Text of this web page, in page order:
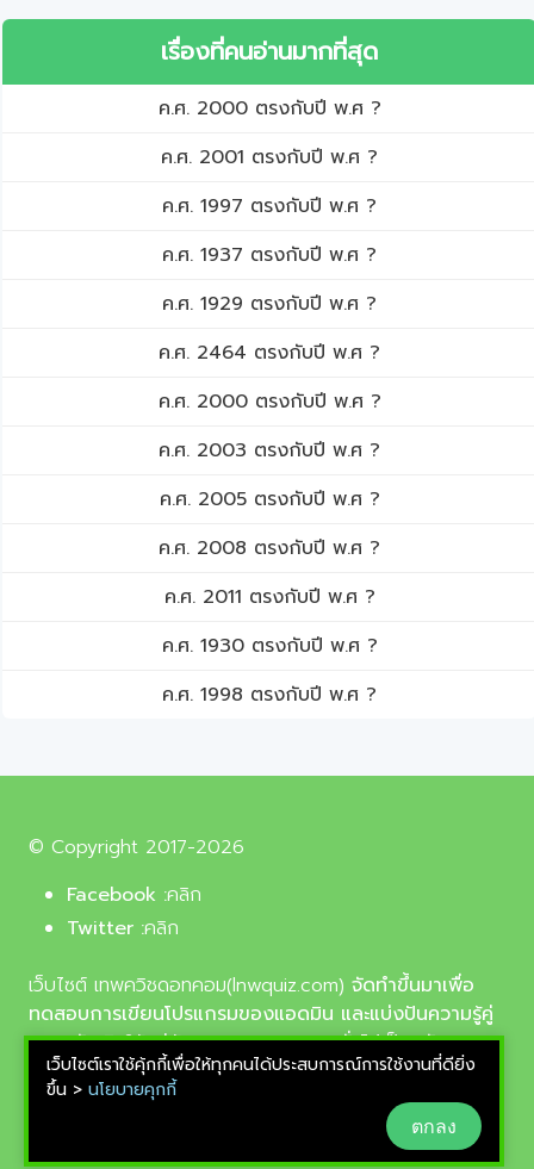
เรื่องที่คนอ่านมากที่สุด
ค.ศ. 2000 ตรงกับปี พ.ศ ?
ค.ศ. 2001 ตรงกับปี พ.ศ ?
ค.ศ. 1997 ตรงกับปี พ.ศ ?
ค.ศ. 1937 ตรงกับปี พ.ศ ?
ค.ศ. 1929 ตรงกับปี พ.ศ ?
ค.ศ. 2464 ตรงกับปี พ.ศ ?
ค.ศ. 2000 ตรงกับปี พ.ศ ?
ค.ศ. 2003 ตรงกับปี พ.ศ ?
ค.ศ. 2005 ตรงกับปี พ.ศ ?
ค.ศ. 2008 ตรงกับปี พ.ศ ?
ค.ศ. 2011 ตรงกับปี พ.ศ ?
ค.ศ. 1930 ตรงกับปี พ.ศ ?
ค.ศ. 1998 ตรงกับปี พ.ศ ?
© Copyright 2017-2026
Facebook :คลิก
Twitter :คลิก
เว็บไซต์ เทพควิชดอทคอม(lnwquiz.com) จัดทำขึ้นมาเพื่อ
ทดสอบการเขียนโปรแกรมของแอดมิน และแบ่งปันความรู้คู่
ความบันเทิงให้แก่น้อง ๆ ตลอดจนบุคลทั่วไปเป็นหลัก,
รูปภาพที่นำมาใช้ประกอบบทความเป็นรูปภาพจากเว็บ
pixabay.com และunsplash.com ซึ่งเป็นเว็บแจกรูปฟรี
ลิขสิทธิ์แบบ CC0 ที่ช่างภาพจากทั่วโลกอัพโหลดไว้ให้
สามารถนำมาใช้ฟรีได้
เว็บไซต์เราใช้คุ้กกี้เพื่อให้ทุกคนได้ประสบการณ์การใช้งานที่ดียิ่ง
ขึ้น > นโยบายคุกกี้
ตกลง